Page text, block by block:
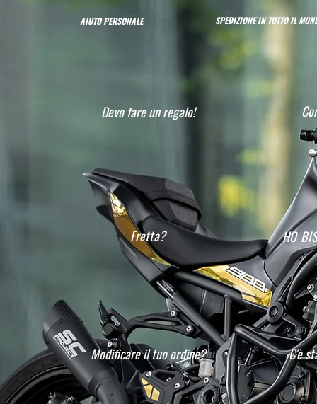
AIUTO PERSONALE SPEDIZIONE IN TUTTO IL
Devo fare un regalo!
Fretta?
Modificare il tuo ordine?
HO
C'è